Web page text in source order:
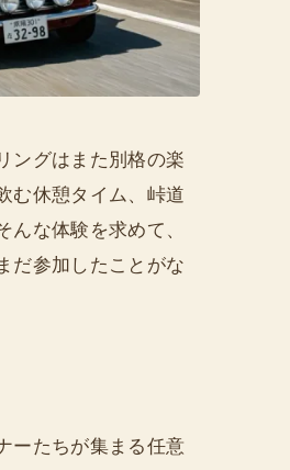
ングはまた別格の楽
む休憩タイム、峠道
な体験を求めて、
だ参加したことがな
ーたちが集まる任意